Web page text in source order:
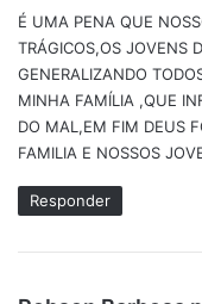
É UMA PENA QUE
TRÁGICOS,OS JOVENS
GENERALIZANDO
MINHA FAMÍLIA ,QUE
DO MAL,EM FIM DEUS
FAMILIA E NOSSOS
Responder